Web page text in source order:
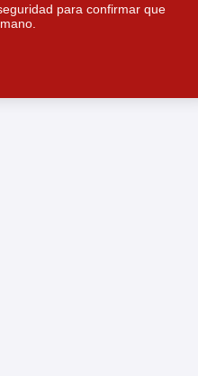
para confirmar que